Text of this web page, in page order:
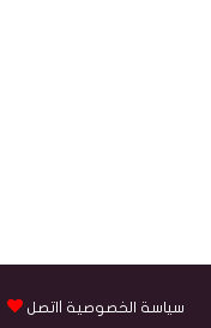
سياسة الخصوصية اتصل